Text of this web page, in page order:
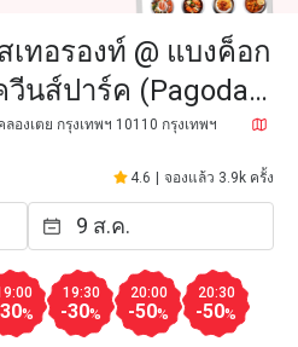
ทอรองท์ @ แบงค็อก
นส์ปาร์ค (Pagoda
@ Bangkok
Pa
งเตย กรุงเทพฯ 10110 กรุงเทพฯ
4.6 จองแล้ว 3.9k ครั้ง
%
19:30
-30%
20:00
-50%
20:30
-50%